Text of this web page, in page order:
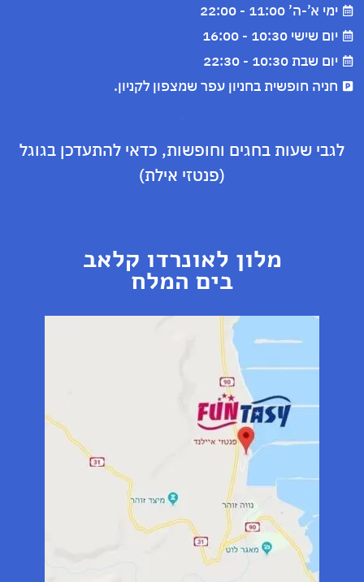
ימי א’-ה’ 11:00 - 22:00
יום שישי 10:30 - 16:00
יום שבת 10:30 - 22:30
חניה חופשית בחניון עפר שמצפון לקניון.
.
לגבי שעות בחגים וחופשות, כדאי להתעדכן בגוגל
(פנטזי אילת)
מלון לאונרדו קלאב
בים המלח